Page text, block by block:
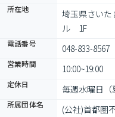
所在地
埼玉県さいた
ル　1F
電話番号 048-833-8567
営業時間 10:00~19:00
定休日 毎週水曜日（
所属団体名
(公社)首都圏